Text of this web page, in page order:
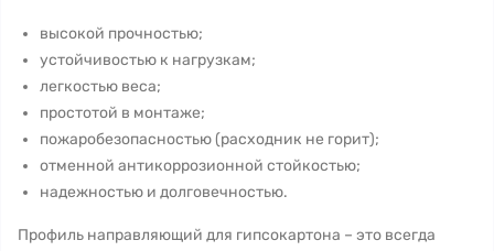
высокой прочностью;
устойчивостью к нагрузкам;
легкостью веса;
простотой в монтаже;
пожаробезопасностью (расходник не горит);
отменной антикоррозионной стойкостью;
надежностью и долговечностью.
Профиль направляющий для гипсокартона – это всегда